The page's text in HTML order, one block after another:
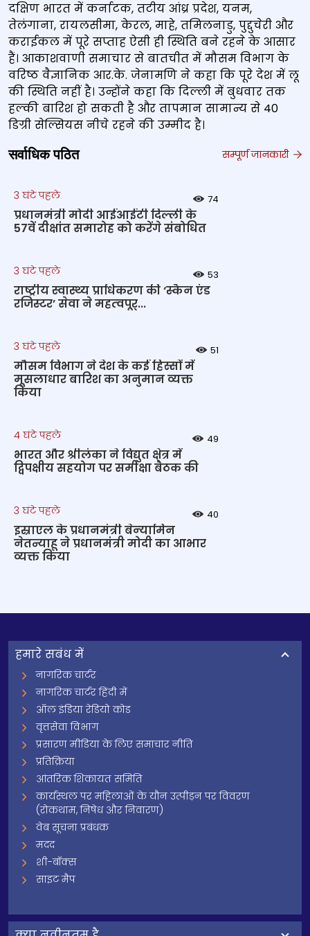
दक्षिण भारत में कर्नाटक, तटीय आंध्र प्रदेश, यनम,
तेलंगाना, रायलसीमा, केरल, माहे, तमिलनाडु, पुद्दुचेरी और
कराईकल में पूरे सप्ताह ऐसी ही स्थिति बने रहने के आसार
हैं। आकाशवाणी समाचार से बातचीत में मौसम विभाग के
वरिष्ठ वैज्ञानिक आर.के. जेनामणि ने कहा कि पूरे देश में लू
की स्थिति नहीं है। उन्होंने कहा कि दिल्ली में बुधवार तक
हल्की बारिश हो सकती है और तापमान सामान्य से 40
डिग्री सेल्सियस नीचे रहने की उम्मीद है।
सर्वाधिक पठित सम्पूर्ण जानकारी
3 घंटे पहले 74
प्रधानमंत्री मोदी आईआईटी दिल्ली के
57वें दीक्षांत समारोह को करेंगे संबोधित
3 घंटे पहले 53
राष्‍ट्रीय स्‍वास्‍थ्‍य प्राधिकरण की ‘स्कैन एंड
रजिस्टर’ सेवा ने महत्‍वपूर्...
3 घंटे पहले 51
मौसम विभाग ने देश के कई हिस्सों में
मूसलाधार बारिश का अनुमान व्यक्त
किया
4 घंटे पहले 49
भारत और श्रीलंका ने विद्युत क्षेत्र में
द्विपक्षीय सहयोग पर समीक्षा बैठक की
3 घंटे पहले 40
इस्राएल के प्रधानमंत्री बेन्‍यामिन
नेतन्याहू ने प्रधानमंत्री मोदी का आभार
व्यक्त किया
हमारे सबंध में
नागरिक चार्टर
नागरिक चार्टर हिंदी में
ऑल इंडिया रेडियो कोड
वृत्तसेवा विभाग
प्रसारण मीडिया के लिए समाचार नीति
प्रतिक्रिया
आंतरिक शिकायत समिति
कार्यस्थल पर महिलाओं के यौन उत्पीड़न पर विवरण
(रोकथाम, निषेध और निवारण)
वेब सूचना प्रबंधक
मदद
शी-बॉक्स
साइट मैप